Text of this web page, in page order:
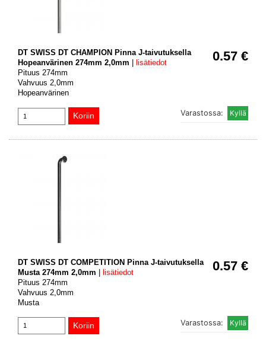
0.57 €
DT SWISS DT CHAMPION Pinna J-taivutuksella
Hopeanvärinen 274mm 2,0mm
lisätiedot
Pituus 274mm
Vahvuus 2,0mm
Hopeanvärinen
Varastossa:
0.57 €
DT SWISS DT COMPETITION Pinna J-taivutuksella
Musta 274mm 2,0mm | lisätiedot
Pituus 274mm
Vahvuus 2,0mm
Musta
Varastossa: